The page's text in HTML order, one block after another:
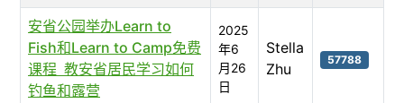
安省公园举办Learn to
Fish和Learn to Camp免费
课程 教安省居民学习如何
钓鱼和露营
2025
年6
月26
日
Stella
Zhu
57788